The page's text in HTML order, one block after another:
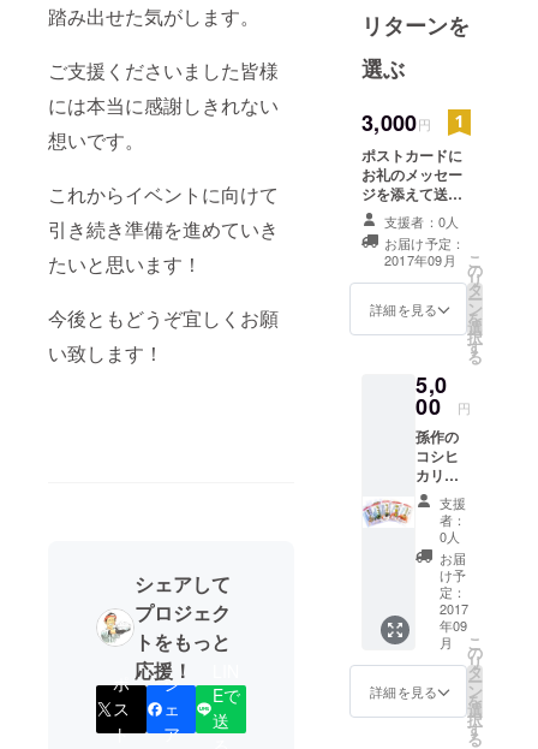
踏み出せた気がします。
ご支援くださいました皆様
には本当に感謝しきれない
想いです。
これからイベントに向けて
引き続き準備を進めていき
たいと思います！
今後ともどうぞ宜しくお願
い致します！
シェアして
プロジェク
トをもっと
応援！
ポ
ス
ト
シ
ェ
ア
Eで
送
を原料にし
た加工品の
製造販売も
行っており
ます。
”美味しいお
米で食卓に
笑顔をもた
らしたい”と
いう想いで
活動してい
ます。
リターンを
選ぶ
3,000円
ポストカードに
お礼のメッセー
ジを添えて送り
ます。支援者：0人
お届け予定：
2017年09月
詳細を見る
こ
の
リ
タ
ー
ン
を
選
択
す
る
5,0
00 円
孫作の
コシヒ
カリで
作った
米麺で
す。 丸
麺、平
麺、ち
ぢれ麺
など各
種そろ
えてい
ます。
支援
者：
0人
お届
け予
定：
2017
年09
月
詳細を見る
こ
の
リ
タ
ー
ン
を
選
択
す
る